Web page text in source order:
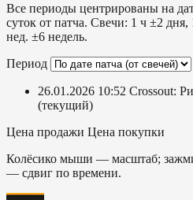
Все периоды центрированы на
суток от патча. Свечи: 1 ч ±2
нед. ±6 недель.
Период
26.01.2026 10:52 Crossout:
(текущий)
Цена продажи Цена покупки
Колёсико мыши — масштаб;
— сдвиг по времени.